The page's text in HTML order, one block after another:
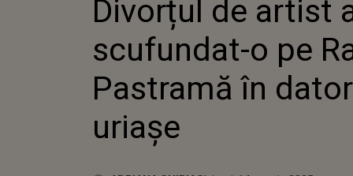
Divorțul de artist
scufundat-o pe
Pastramă în
uriașe